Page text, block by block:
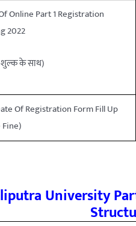
Online Part 1 Registration
2022
शुल्क के साथ)
Of Registration Form Fill Up
University